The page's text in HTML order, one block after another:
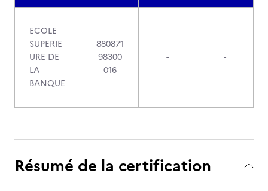
ECOLE
SUPERIE
URE DE
LA
BANQUE
880871
98300
016
- -
Résumé de la certification